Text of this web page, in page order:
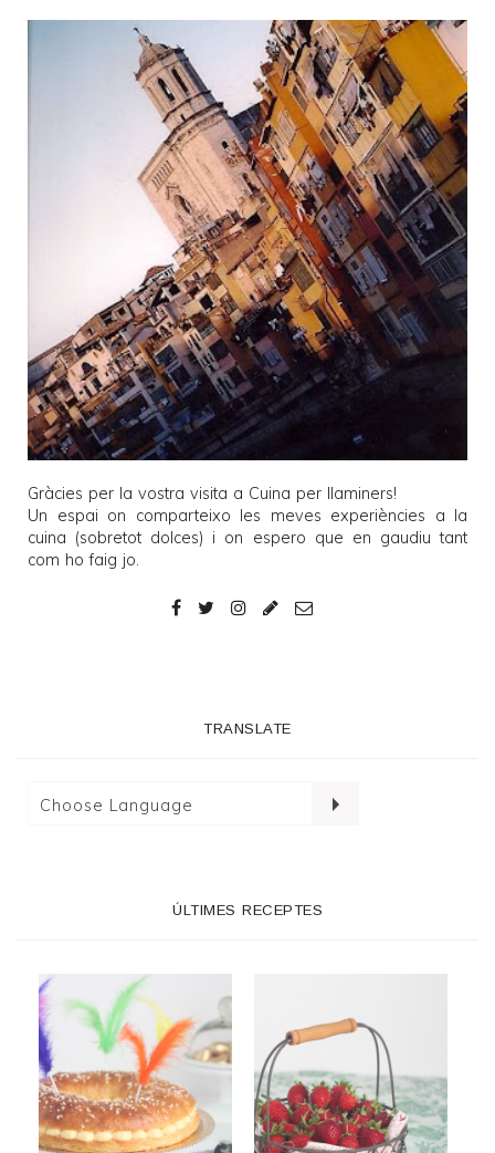
Gràcies per la vostra visita a Cuina per llaminers!
Un espai on comparteixo les meves experiències a la
cuina (sobretot dolces) i on espero que en gaudiu tant
com ho faig jo.
TRANSLATE
ÚLTIMES RECEPTES